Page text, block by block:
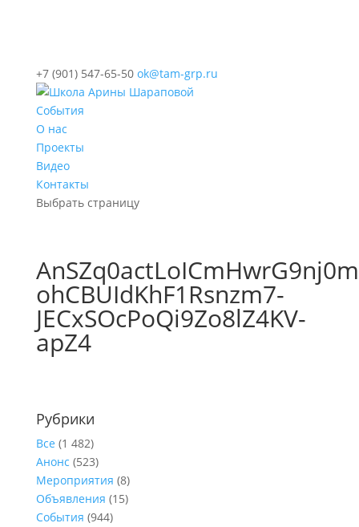
+7 (901) 547-65-50 ok@tam-grp.ru
События
О нас
Проекты
Видео
Контакты
Выбрать страницу
ohCBUIdKhF1Rsnzm7-
JECxSOcPoQi9Zo8lZ4KV-
apZ4
Рубрики
Все (1 482)
Анонс (523)
Мероприятия (8)
Объявления (15)
События (944)